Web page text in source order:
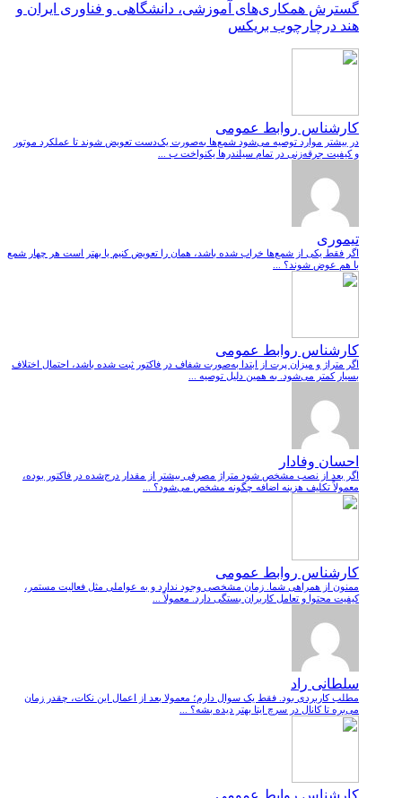
گسترش همکاری‌های آموزشی، دانشگاهی و فناوری ایران و
هند درچارچوب بریکس
کارشناس روابط عمومی
در بیشتر موارد توصیه می‌شود شمع‌ها به‌صورت یک‌دست تعویض شوند تا عملکرد موتور
و کیفیت جرقه‌زنی در تمام سیلندرها یکنواخت ب ...
تیموری
اگر فقط یکی از شمع‌ها خراب شده باشد، همان را تعویض کنیم یا بهتر است هر چهار شمع
با هم عوض شوند؟ ...
کارشناس روابط عمومی
اگر متراژ و میزان پرت از ابتدا به‌صورت شفاف در فاکتور ثبت شده باشد، احتمال اختلاف
بسیار کمتر می‌شود. به همین دلیل توصیه ...
احسان وفادار
اگر بعد از نصب مشخص شود متراژ مصرفی بیشتر از مقدار درج‌شده در فاکتور بوده،
معمولاً تکلیف هزینه اضافه چگونه مشخص می‌شود؟ ...
کارشناس روابط عمومی
ممنون از همراهی شما. زمان مشخصی وجود ندارد و به عواملی مثل فعالیت مستمر،
کیفیت محتوا و تعامل کاربران بستگی دارد. معمولاً ...
سلطانی راد
مطلب کاربردی بود. فقط یک سوال دارم؛ معمولا بعد از اعمال این نکات، چقدر زمان
می‌بره تا کانال در سرچ ایتا بهتر دیده بشه؟ ...